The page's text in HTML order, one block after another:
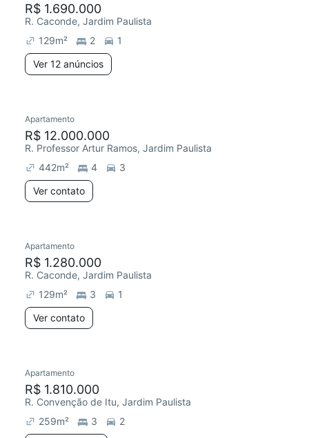
R$ 1.690.000
R. Caconde, Jardim Paulista
129m² 2
1
Ver 12 anúncios
Redecorar
Apartamento
R$ 12.000.000
R. Professor Artur Ramos, Jardim Paulista
442m² 4
3
Ver contato
Redecorar
Apartamento
R$ 1.280.000
R. Caconde, Jardim Paulista
129m² 3
1
Ver contato
Redecorar
Apartamento
R$ 1.810.000
R. Convenção de Itu, Jardim Paulista
259m² 3
2